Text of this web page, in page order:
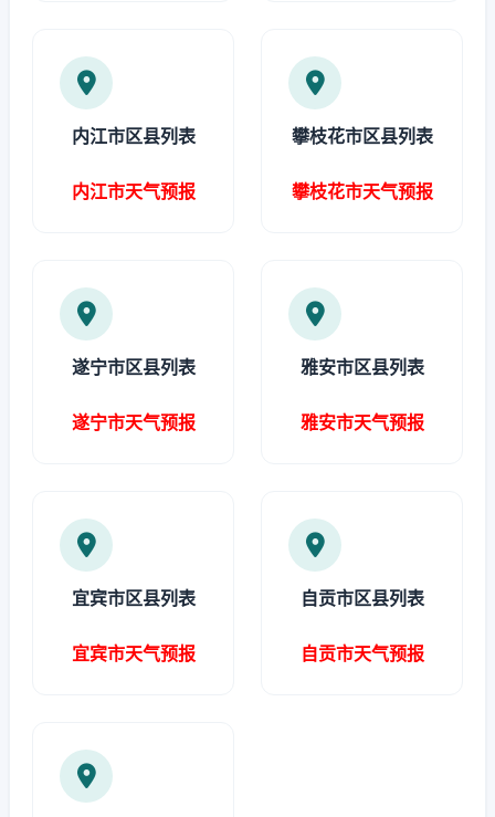
内江市区县列表
内江市天气预报
攀枝花市区县列表
攀枝花市天气预报
遂宁市区县列表
遂宁市天气预报
雅安市区县列表
雅安市天气预报
宜宾市区县列表
宜宾市天气预报
自贡市区县列表
自贡市天气预报